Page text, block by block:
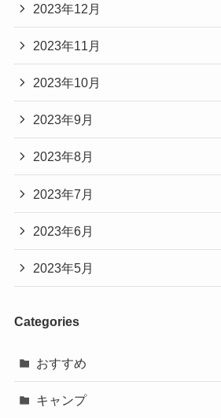
2023年12月
2023年11月
2023年10月
2023年9月
2023年8月
2023年7月
2023年6月
2023年5月
Categories
おすすめ
キャンプ